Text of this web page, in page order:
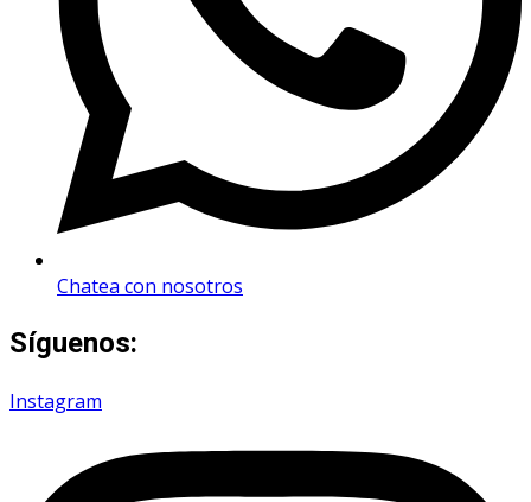
Chatea con nosotros
Síguenos:
Instagram